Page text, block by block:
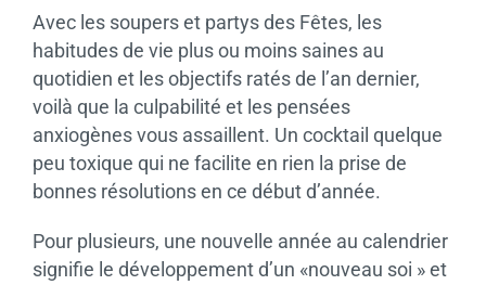
Avec les soupers et partys des Fêtes, les
habitudes de vie plus ou moins saines au
quotidien et les objectifs ratés de l’an dernier,
voilà que la culpabilité et les pensées
anxiogènes vous assaillent. Un cocktail quelque
peu toxique qui ne facilite en rien la prise de
bonnes résolutions en ce début d’année.
Pour plusieurs, une nouvelle année au calendrier
signifie le développement d’un «nouveau soi » et